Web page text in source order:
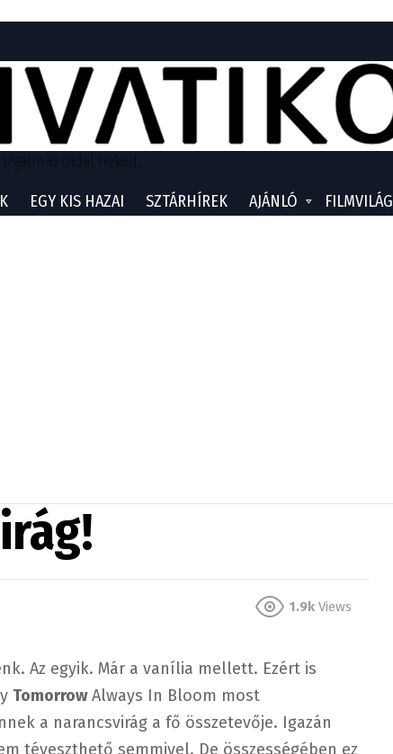
EGY KIS HAZAI SZTÁRHÍREK AJÁNLÓ FILMVILÁG
1.9k Views
Az egyik. Már a vanília mellett. Ezért is
TomorrowAlways In Bloom most
a narancsvirág a fő összetevője. Igazán
téveszthető semmivel. De összességében ez